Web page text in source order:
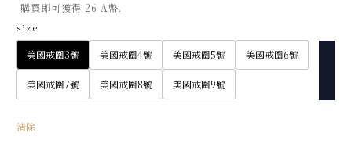
購買即可獲得 26 A幣.
size
美國戒圍3號 美國戒圍4號 美國戒圍5號 美國戒圍6號
美國戒圍7號 美國戒圍8號 美國戒圍9號
清除